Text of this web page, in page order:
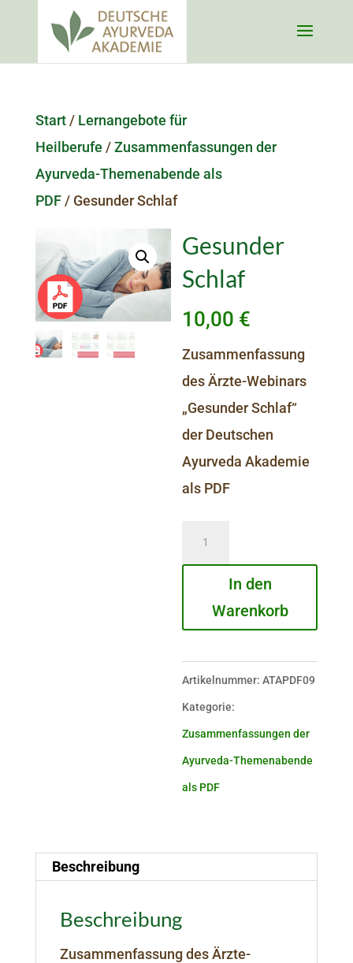
Start/ Lernangebote für
Heilberufe /Zusammenfassungen der
Ayurveda-Themenabende als
PDF/ Gesunder Schlaf
Gesunder
Schlaf
10,00 €
Zusammenfassung
des Ärzte-Webinars
„Gesunder Schlaf“
der Deutschen
Ayurveda Akademie
als PDF
In den
Warenkorb
Artikelnummer:ATAPDF09
Kategorie:
Zusammenfassungen der
Ayurveda-Themenabende
als PDF
Beschreibung
Beschreibung
Zusammenfassung des Ärzte-